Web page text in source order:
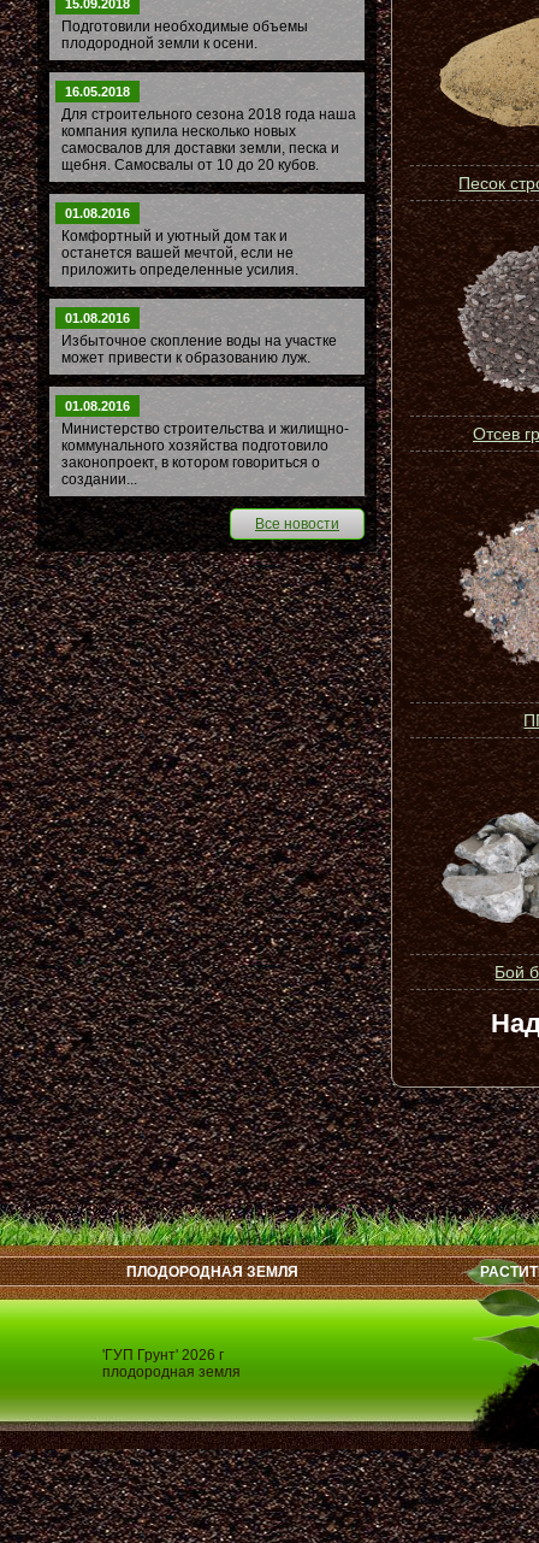
Песок
Отсев
Бой
15.09.2018
Подготовили необходимые объемы
плодородной земли к осени.
16.05.2018
Для строительного сезона 2018 года наша
компания купила несколько новых
самосвалов для доставки земли, песка и
щебня. Самосвалы от 10 до 20 кубов.
01.08.2016
Комфортный и уютный дом так и
останется вашей мечтой, если не
приложить определенные усилия.
01.08.2016
Избыточное скопление воды на участке
может привести к образованию луж.
01.08.2016
Министерство строительства и жилищно-
коммунального хозяйства подготовило
законопроект, в котором говориться о
создании...
Все новости
'ГУП Грунт' 2026 г
плодородная земля
ПЛОДОРОДНАЯ ЗЕМЛЯ